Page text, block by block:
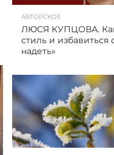
АВТОРСКОЕ
ЛЮСЯ КУПЦОВА.
стиль и избавиться
надеть»